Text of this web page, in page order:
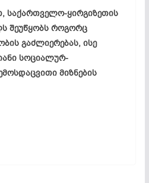
საქართველო-ყირგიზეთის
შეუწყობს როგორც
გაძლიერებას, ისე
სოციალურ-
მიზნების